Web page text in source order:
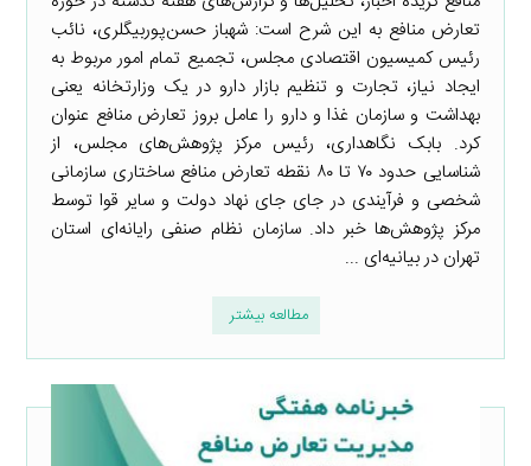
تعارض منافع به این شرح است: شهباز حسن‌پوربیگلری، نائب
رئیس کمیسیون اقتصادی مجلس، تجمیع تمام امور مربوط به
ایجاد نیاز، تجارت و تنظیم بازار دارو در یک وزارتخانه یعنی
بهداشت و سازمان غذا و دارو را عامل بروز تعارض منافع عنوان
کرد. بابک نگاهداری، رئیس مرکز پژوهش‌های مجلس، از
شناسایی حدود ۷۰ تا ۸۰ نقطه تعارض منافع ساختاری سازمانی
شخصی و فرآیندی در جای جای نهاد دولت و سایر قوا توسط
مرکز پژوهش‌ها خبر داد. سازمان نظام صنفی رایانه‌ای استان
تهران در بیانیه‌ای ...
مطالعه بیشتر